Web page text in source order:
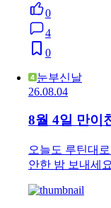
0
4
0
눈부신날
26.08.04
8월 4일 만이
오늘도 루틴대
안한 밤 보내세요